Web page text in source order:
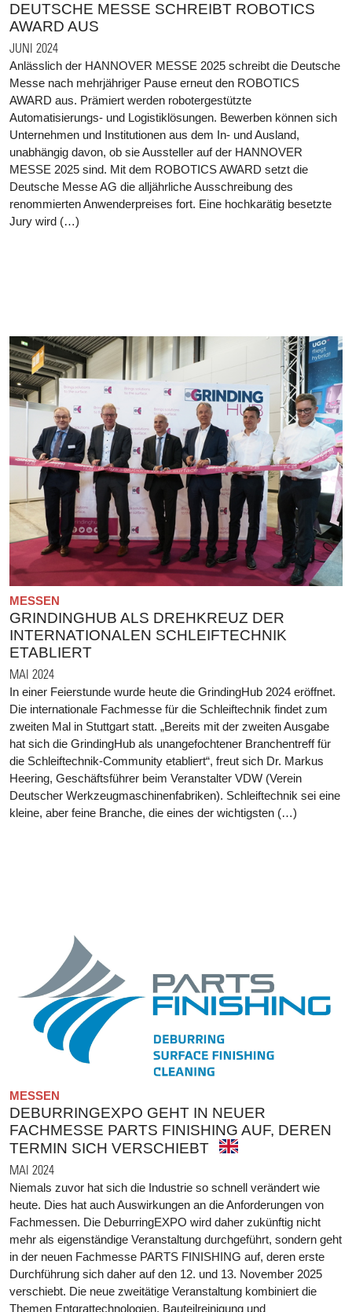
DEUTSCHE MESSE SCHREIBT ROBOTICS
AWARD AUS
JUNI 2024
Anlässlich der HANNOVER MESSE 2025 schreibt die Deutsche
Messe nach mehrjähriger Pause erneut den ROBOTICS
AWARD aus. Prämiert werden robotergestützte
Automatisierungs- und Logistiklösungen. Bewerben können sich
Unternehmen und Institutionen aus dem In- und Ausland,
unabhängig davon, ob sie Aussteller auf der HANNOVER
MESSE 2025 sind. Mit dem ROBOTICS AWARD setzt die
Deutsche Messe AG die alljährliche Ausschreibung des
renommierten Anwenderpreises fort. Eine hochkarätig besetzte
Jury wird (…)
MESSEN
GRINDINGHUB ALS DREHKREUZ DER
INTERNATIONALEN SCHLEIFTECHNIK
ETABLIERT
MAI 2024
In einer Feierstunde wurde heute die GrindingHub 2024 eröffnet.
Die internationale Fachmesse für die Schleiftechnik findet zum
zweiten Mal in Stuttgart statt. „Bereits mit der zweiten Ausgabe
hat sich die GrindingHub als unangefochtener Branchentreff für
die Schleiftechnik-Community etabliert“, freut sich Dr. Markus
Heering, Geschäftsführer beim Veranstalter VDW (Verein
Deutscher Werkzeugmaschinenfabriken). Schleiftechnik sei eine
kleine, aber feine Branche, die eines der wichtigsten (…)
MESSEN
DEBURRINGEXPO GEHT IN NEUER
FACHMESSE PARTS FINISHING AUF, DEREN
TERMIN SICH VERSCHIEBT
MAI 2024
Niemals zuvor hat sich die Industrie so schnell verändert wie
heute. Dies hat auch Auswirkungen an die Anforderungen von
Fachmessen. Die DeburringEXPO wird daher zukünftig nicht
mehr als eigenständige Veranstaltung durchgeführt, sondern geht
in der neuen Fachmesse PARTS FINISHING auf, deren erste
Durchführung sich daher auf den 12. und 13. November 2025
verschiebt. Die neue zweitätige Veranstaltung kombiniert die
Themen Entgrattechnologien, Bauteilreinigung und